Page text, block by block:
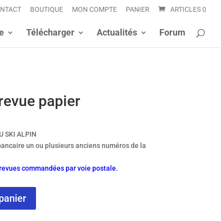
BOUTIQUE MON COMPTE PANIER ARTICLES 0
Télécharger Actualités Forum
papier
SKI ALPIN
un ou plusieurs anciens numéros de la
commandées par voie postale.